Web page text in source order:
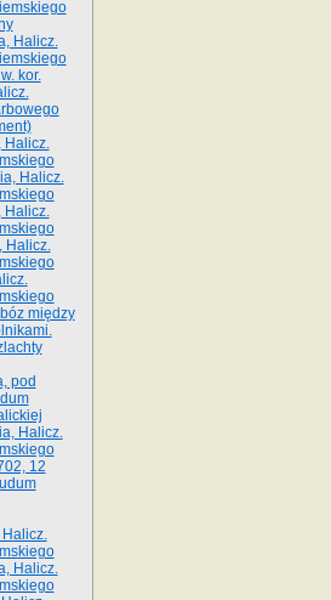
Halicz.
kor.
Halicz.
Halicz.
Halicz.
Halicz.
między
pod
Halicz.
12
Halicz.